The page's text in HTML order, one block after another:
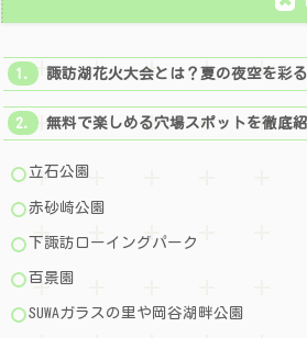
諏訪湖花火大会とは？夏の夜空を彩
無料で楽しめる穴場スポットを徹底
立石公園
赤砂崎公園
下諏訪ローイングパーク
百景園
SUWAガラスの里や岡谷湖畔公園